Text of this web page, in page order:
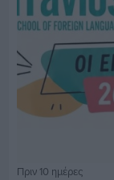
Πριν 10 ημέρες